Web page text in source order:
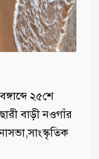
২৫শে
বাড়ী নওগাঁর